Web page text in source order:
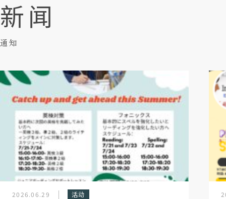
新闻
通知
2026.06.29 活动